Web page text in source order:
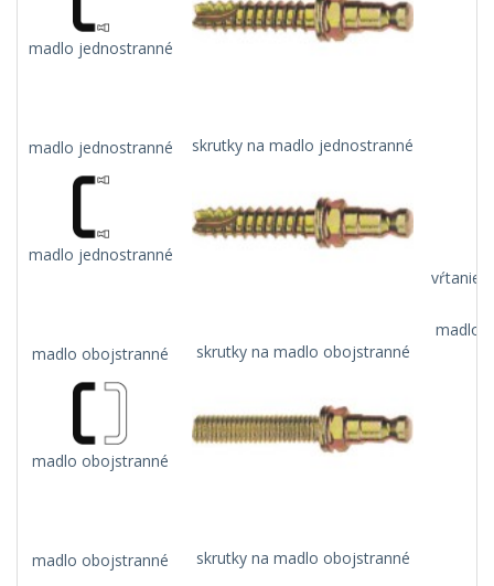
madlo jednostranné
madlo jednostranné
madlo jednostranné
skrutky na madlo jednostranné
vŕtanie
madlo obojstranné
madlo obojstranné
skrutky na madlo obojstranné
madlo
madlo obojstranné skrutky na madlo obojstranné